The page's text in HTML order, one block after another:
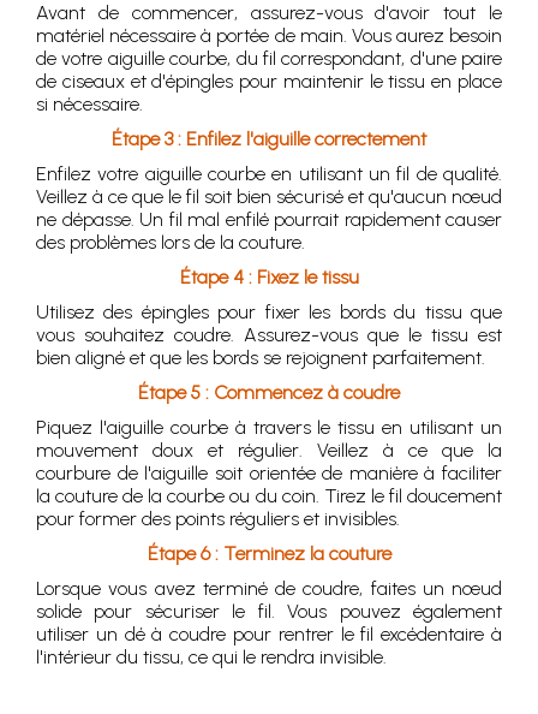
Avant de commencer, assurez-vous d'avoir tout le
matériel nécessaire à portée de main. Vous aurez besoin
de votre aiguille courbe, du fil correspondant, d'une paire
de ciseaux et d'épingles pour maintenir le tissu en place
si nécessaire.
Étape 3 : Enfilez l'aiguille correctement
Enfilez votre aiguille courbe en utilisant un fil de qualité.
Veillez à ce que le fil soit bien sécurisé et qu'aucun nœud
ne dépasse. Un fil mal enfilé pourrait rapidement causer
des problèmes lors de la couture.
Étape 4 : Fixez le tissu
Utilisez des épingles pour fixer les bords du tissu que
vous souhaitez coudre. Assurez-vous que le tissu est
bien aligné et que les bords se rejoignent parfaitement.
Étape 5 : Commencez à coudre
Piquez l'aiguille courbe à travers le tissu en utilisant un
mouvement doux et régulier. Veillez à ce que la
courbure de l'aiguille soit orientée de manière à faciliter
la couture de la courbe ou du coin. Tirez le fil doucement
pour former des points réguliers et invisibles.
Étape 6 : Terminez la couture
Lorsque vous avez terminé de coudre, faites un nœud
solide pour sécuriser le fil. Vous pouvez également
utiliser un dé à coudre pour rentrer le fil excédentaire à
l'intérieur du tissu, ce qui le rendra invisible.